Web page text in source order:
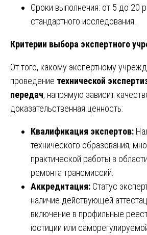
Сроки выполнения: от 5 до 20
стандартного исследования.
Критерии выбора экспертного
От того, какому экспертному
проведение технической
передач, напрямую зависит
доказательственная ценность:
Квалификация экспертов:
технического образования,
практической работы в
ремонта трансмиссий.
Аккредитация: Статус
наличие действующей
включение в профильные
юстиции или